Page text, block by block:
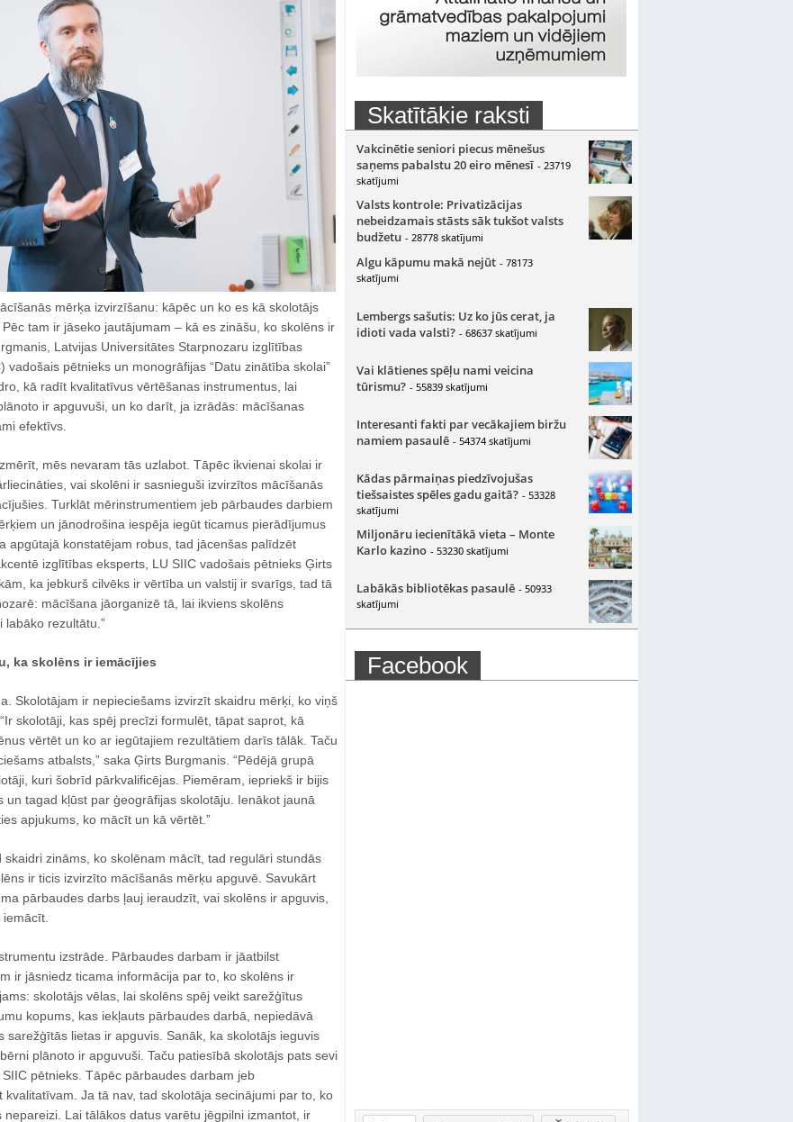
mērķa izvirzīšanu: kāpēc un ko es kā skolotājs
tam ir jāseko jautājumam – kā es zināšu, ko skolēns ir
Latvijas Universitātes Starpnozaru izglītības
vadošais pētnieks un monogrāfijas “Datu zinātība skolai”
kā radīt kvalitatīvus vērtēšanas instrumentus, lai
ir apguvuši, un ko darīt, ja izrādās: mācīšanas
efektīvs.
mēs nevaram tās uzlabot. Tāpēc ikvienai skolai ir
vai skolēni ir sasnieguši izvirzītos mācīšanās
Turklāt mērinstrumentiem jeb pārbaudes darbiem
un jānodrošina iespēja iegūt ticamus pierādījumus
apgūtajā konstatējam robus, tad jācenšas palīdzēt
izglītības eksperts, LU SIIC vadošais pētnieks Ģirts
ka jebkurš cilvēks ir vērtība un valstij ir svarīgs, tad tā
mācīšana jāorganizē tā, lai ikviens skolēns
labāko rezultātu.”
ka skolēns ir iemācījies
Skolotājam ir nepieciešams izvirzīt skaidru mērķi, ko viņš
skolotāji, kas spēj precīzi formulēt, tāpat saprot, kā
vērtēt un ko ar iegūtajiem rezultātiem darīs tālāk. Taču
atbalsts,” saka Ģirts Burgmanis. “Pēdējā grupā
kuri šobrīd pārkvalificējas. Piemēram, iepriekš ir bijis
un tagad kļūst par ģeogrāfijas skolotāju. Ienākot jaunā
apjukums, ko mācīt un kā vērtēt.”
skaidri zināms, ko skolēnam mācīt, tad regulāri stundās
ir ticis izvirzīto mācīšanās mērķu apguvē. Savukārt
pārbaudes darbs ļauj ieraudzīt, vai skolēns ir apguvis,
izstrāde. Pārbaudes darbam ir jāatbilst
ir jāsniedz ticama informācija par to, ko skolēns ir
skolotājs vēlas, lai skolēns spēj veikt sarežģītus
kopums, kas iekļauts pārbaudes darbā, nepiedāvā
sarežģītās lietas ir apguvis. Sanāk, ka skolotājs ieguvis
plānoto ir apguvuši. Taču patiesībā skolotājs pats sevi
pētnieks. Tāpēc pārbaudes darbam jeb
kvalitatīvam. Ja tā nav, tad skolotāja secinājumi par to, ko
Lai tālākos datus varētu jēgpilni izmantot, ir
Skatītākie raksti
Vakcinētie seniori piecus mēnešus
saņems pabalstu 20 eiro mēnesī - 23719
skatījumi
Valsts kontrole: Privatizācijas
nebeidzamais stāsts sāk tukšot valsts
budžetu - 28778 skatījumi
Algu kāpumu makā nejūt - 78173
skatījumi
Lembergs sašutis: Uz ko jūs cerat, ja
idioti vada valsti? - 68637 skatījumi
Vai klātienes spēļu nami veicina
tūrismu? - 55839 skatījumi
Interesanti fakti par vecākajiem biržu
namiem pasaulē - 54374 skatījumi
Kādas pārmaiņas piedzīvojušas
tiešsaistes spēles gadu gaitā? - 53328
skatījumi
Miljonāru iecienītākā vieta – Monte
Karlo kazino - 53230 skatījumi
Labākās bibliotēkas pasaulē - 50933
skatījumi
Facebook